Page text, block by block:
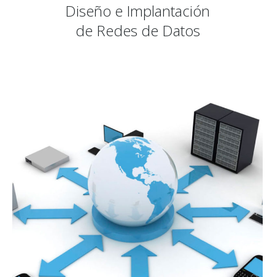
Diseño e Implantación
de Redes de Datos